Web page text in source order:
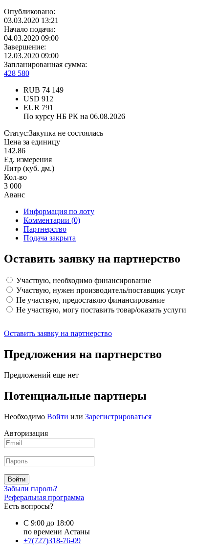
Опубликовано:
03.03.2020 13:21
Начало подачи:
04.03.2020 09:00
Завершение:
12.03.2020 09:00
Запланированная сумма:
428 580
RUB 74 149
USD 912
EUR 791
По курсу НБ РК на 06.08.2026
Статус:Закупка не состоялась
Цена за единицу
142.86
Ед. измерения
Литр (куб. дм.)
Кол-во
3 000
Аванс
Информация по лоту
Комментарии (0)
Партнерство
Подача закрыта
Оставить заявку на партнерство
Участвую, необходимо финансирование
Участвую, нужен производитель/поставщик услуг
Не участвую, предоставлю финансирование
Не участвую, могу поставить товар/оказать услуги
Оставить заявку на партнерство
Предложения на партнерство
Предложений еще нет
Потенциальные партнеры
Необходимо Войти или Зарегистрироваться
Авторизация
Войти
Забыли пароль?
Реферальная программа
Есть вопросы?
С 9:00 до 18:00
по времени Астаны
+7(727)318-76-09